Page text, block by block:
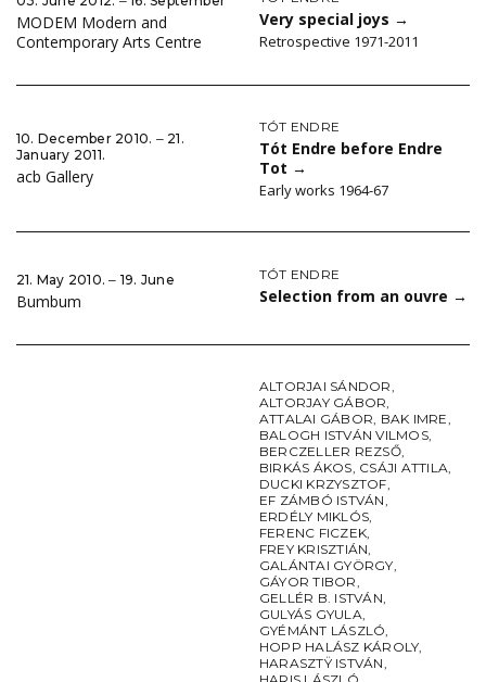
MODEM Modern and
Contemporary Arts Centre
Very special joys →
Retrospective 1971-2011
10. December 2010. ‒ 21.
January 2011.
acb Gallery
TÓT ENDRE
Tót Endre before Endre
Tot →
Early works 1964-67
21. May 2010. ‒ 19. June
Bumbum
TÓT ENDRE
Selection from an ouvre →
ALTORJAI SÁNDOR,
ALTORJAY GÁBOR,
ATTALAI GÁBOR, BAK IMRE,
BALOGH ISTVÁN VILMOS,
BERCZELLER REZSŐ,
BIRKÁS ÁKOS, CSÁJI ATTILA,
DUCKI KRZYSZTOF,
EF ZÁMBÓ ISTVÁN,
ERDÉLY MIKLÓS,
FERENC FICZEK,
FREY KRISZTIÁN,
GALÁNTAI GYÖRGY,
GÁYOR TIBOR,
GELLÉR B. ISTVÁN,
GULYÁS GYULA,
GYÉMÁNT LÁSZLÓ,
HOPP HALÁSZ KÁROLY,
HARASZTŸ ISTVÁN,